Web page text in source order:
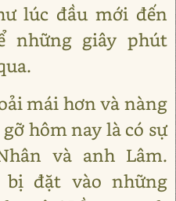
lúc đầu mới đến
những giây phút
mái hơn và nàng
hôm nay là có sự
và anh Lâm.
bị đặt vào những